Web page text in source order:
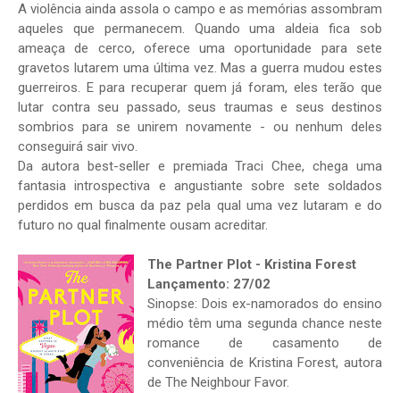
A violência ainda assola o campo e as memórias assombram
aqueles que permanecem. Quando uma aldeia fica sob
ameaça de cerco, oferece uma oportunidade para sete
gravetos lutarem uma última vez. Mas a guerra mudou estes
guerreiros. E para recuperar quem já foram, eles terão que
lutar contra seu passado, seus traumas e seus destinos
sombrios para se unirem novamente - ou nenhum deles
conseguirá sair vivo.
Da autora best-seller e premiada Traci Chee, chega uma
fantasia introspectiva e angustiante sobre sete soldados
perdidos em busca da paz pela qual uma vez lutaram e do
futuro no qual finalmente ousam acreditar.
The Partner Plot - Kristina Forest
Lançamento: 27/02
Sinopse: Dois ex-namorados do ensino
médio têm uma segunda chance neste
romance de casamento de
conveniência de Kristina Forest, autora
de The Neighbour Favor.